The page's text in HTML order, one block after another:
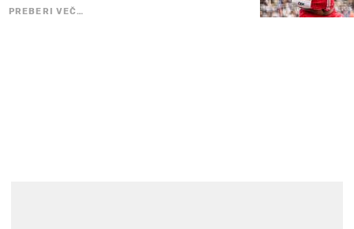
PREBERI VEČ…